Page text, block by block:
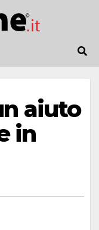
aiuto
in